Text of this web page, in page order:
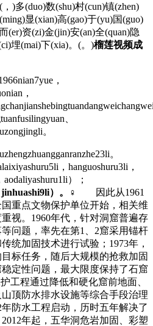
)多(duo)数(shu)村(cun)镇(zhen)
显(xian)高(gao)于(yu)国(guo)
(er)资(zi)金(jin)安(an)全(quan)隐
埋(mai)下(xia)。(。)榴莲视频成
，
，
、
。
。
，hanguoshuru3li，
）；
）。
♀ 因此从1961
重点文物保护单位开始，相关维
视。1960年代，针对洞窟普遍存
问题，率先在第1、2窟采用锚杆
统加固技术进行试验；1973年，
标任务，随后大规模的抢救加固
定性问题，最大限度保持了石窟
工程通过降低和硬化窟前地面、
顶防水排水设施等综合手段治理
防水工程启动，历时五年解决了
年起，五华洞危岩加固、彩塑